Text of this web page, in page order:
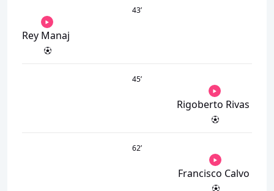
43’
Rey Manaj
45’
Rigoberto Rivas
62’
Francisco Calvo